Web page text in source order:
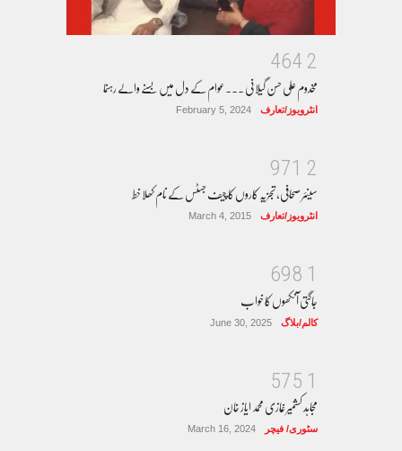
2
4
6
4
مخدوم علی حسن گیلانی ۔۔۔عوام کے دل میں بسنے والے رہنما
انٹرویوز/تعارف February 5, 2024
2
1
7
9
سینئر صحافی، تجزیہ کاروں کا چیف جسٹس کے نام کھلا خط
انٹرویوز/تعارف March 4, 2015
1
8
9
6
جاگتی آنکھوں کا خواب
کالم/بلاگ June 30, 2025
1
5
7
5
مجاہد کشمیر غازی محمد ایاز خان
سٹوری/ فیچر March 16, 2024